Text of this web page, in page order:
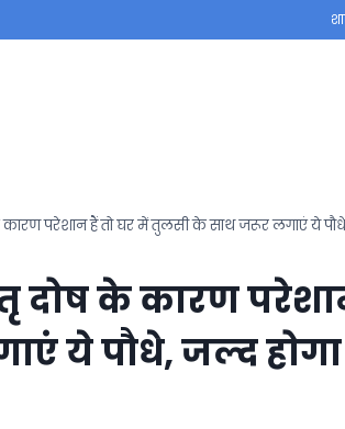
कारण परेशान हैं तो घर में तुलसी के साथ जरूर लगाएं ये
दोष के कारण
ये पौधे, जल्द होगा